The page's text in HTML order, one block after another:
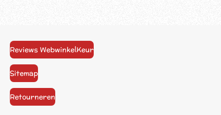
Reviews WebwinkelKeur
Sitemap
Retourneren